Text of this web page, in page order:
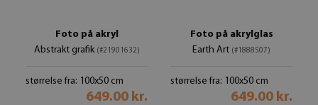
Foto på akryl
Abstrakt grafik (#21901632)
størrelse fra: 100x50 cm
649.00 kr.
Foto på akrylglas
Earth Art (#1888507)
størrelse fra: 100x50 cm
649.00 kr.